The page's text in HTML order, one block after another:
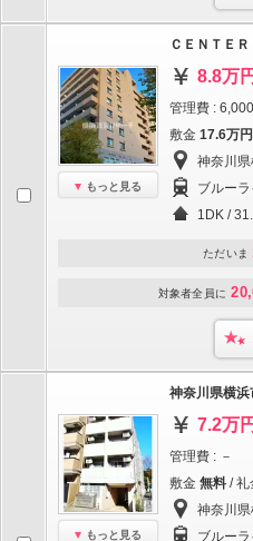
もっと見る
ＣＥＮＴＥ
8.8万円
管理費 :
敷金 17.6万円
神奈川
ブルー
1DK /
ただいま
対象者全員に
もっと見る
神奈川県横
7.2万円
管理費 : －
敷金 無料 / 礼
神奈川
ブルー